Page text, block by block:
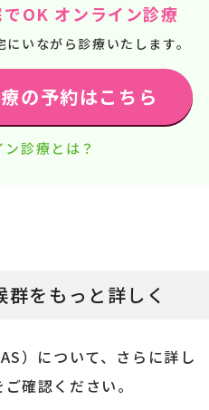
OK オンライン診療
いながら診療いたします。
の予約はこちら
診療とは？
をもっと詳しく
）について、さらに詳し
確認ください。